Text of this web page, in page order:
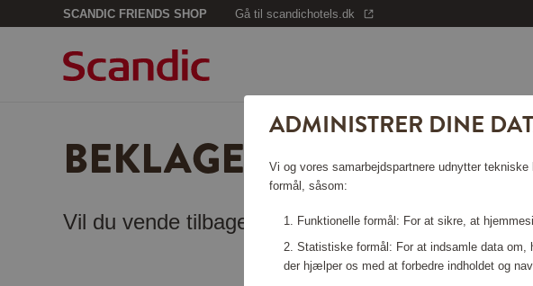
SCANDIC FRIENDS SHOP Gå til scandichotels.dk
BEKLAGER, SIDEN KAN
Vil du vende tilbage til startsiden?
ADMINISTRER DINE
Vi og vores samarbejdspartnere udnytter
formål, såsom:
Funktionelle formål: For at sikre, at
Statistiske formål: For at indsamle data om,
der hjælper os med at forbedre indholdet og